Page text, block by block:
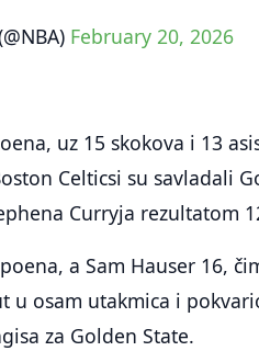
February 20, 2026
uz 15 skokova i 13
Celticsi su savladali
Curryja rezultatom
a Sam Hauser 16,
u osam utakmica i
za Golden State.